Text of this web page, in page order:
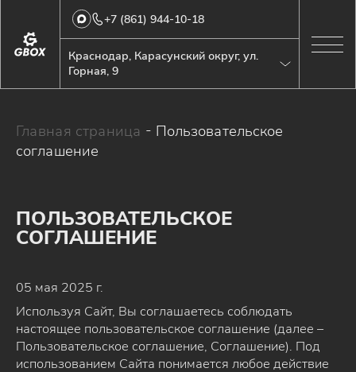
Краснодар, Карасунский округ, ул.
Горная, 9
+7 (861) 944-10-18
Главная страница - Пользовательское
соглашение
ПОЛЬЗОВАТЕЛЬСКОЕ
СОГЛАШЕНИЕ
05 мая 2025 г.
Используя Сайт, Вы соглашаетесь соблюдать
настоящее пользовательское соглашение (далее –
Пользовательское соглашение, Соглашение). Под
использованием Сайта понимается любое действие